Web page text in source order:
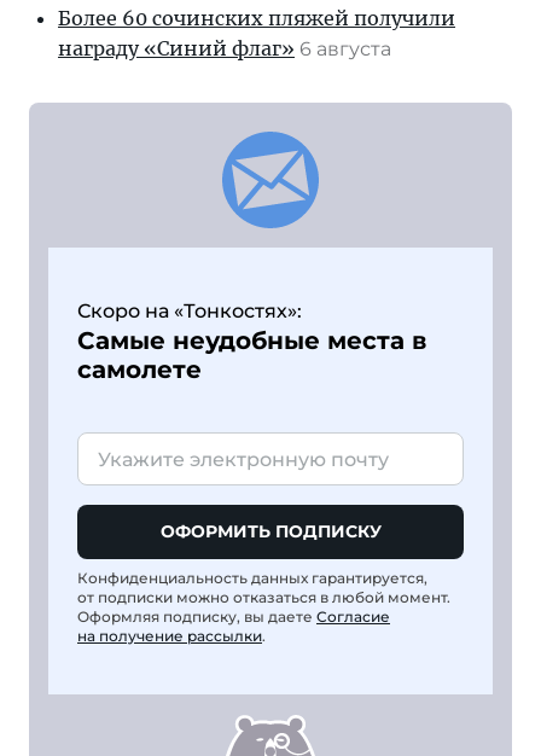
Более 60 сочинских пляжей получили
награду «Синий флаг» 6 августа
Скоро на «Тонкостях»:
Самые неудобные места в
самолете
ОФОРМИТЬ ПОДПИСКУ
Конфиденциальность данных гарантируется,
от подписки можно отказаться в любой момент.
Оформляя подписку, вы даете Согласие
на получение рассылки.